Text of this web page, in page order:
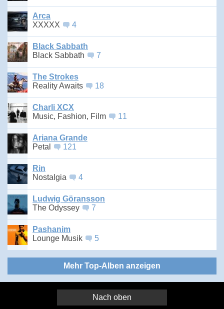
Arca
XXXXX
4
Black Sabbath
Black Sabbath
7
The Strokes
Reality Awaits
18
Charli XCX
Music, Fashion, Film
11
Ariana Grande
Petal
121
Rin
Nostalgia
4
Ludwig Göransson
The Odyssey
7
Pashanim
Lounge Musik
5
Mehr Top-Alben anzeigen
Nach oben